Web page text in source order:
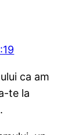
ca am
te la